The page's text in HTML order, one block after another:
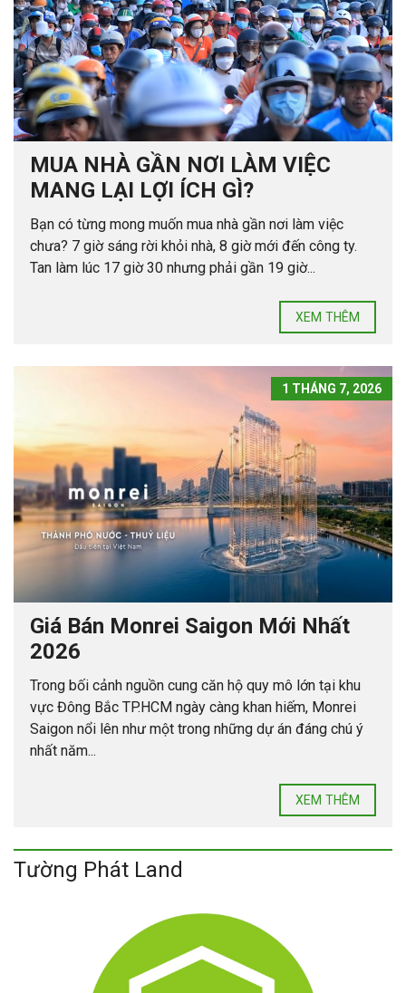
MUA NHÀ GẦN NƠI LÀM VIỆC
MANG LẠI LỢI ÍCH GÌ?
Bạn có từng mong muốn mua nhà gần nơi làm việc
chưa? 7 giờ sáng rời khỏi nhà, 8 giờ mới đến công ty.
Tan làm lúc 17 giờ 30 nhưng phải gần 19 giờ...
XEM THÊM
1 THÁNG 7, 2026
Giá Bán Monrei Saigon Mới Nhất
2026
Trong bối cảnh nguồn cung căn hộ quy mô lớn tại khu
vực Đông Bắc TP.HCM ngày càng khan hiếm, Monrei
Saigon nổi lên như một trong những dự án đáng chú ý
nhất năm...
XEM THÊM
Tường Phát Land